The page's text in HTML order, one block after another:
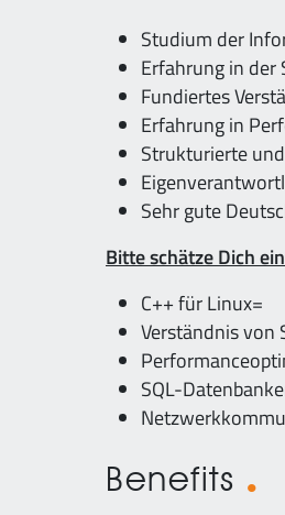
Studium der
Erfahrung in
Fundiertes
Erfahrung in
Strukturierte
Sehr gute
Bitte schätze Dich
C++ für Linux=
Verständnis von
SQL-
Benefits